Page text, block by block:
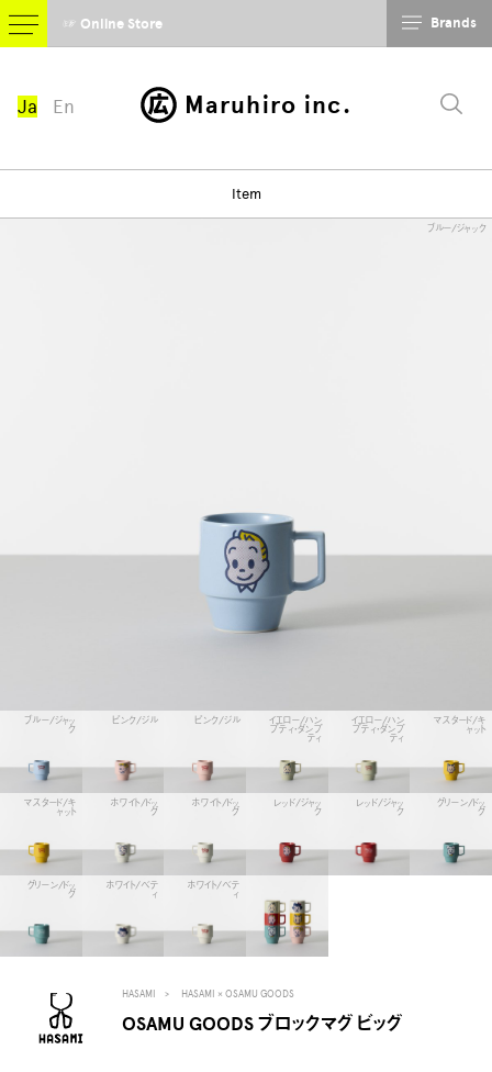
Maruhiro inc.
Ja En
☞ Online Store Brands
Item
ブルー/ジャック
ブルー/ジャッ
ク
ピンク/ジル ピンク/ジル イエロー/ハン
プティ・ダンプ
ティ
イエロー/ハン
プティ・ダンプ
ティ
マスタード/キ
ャット
マスタード/キ
ャット
ホワイト/ドッ
グ
ホワイト/ドッ
グ
レッド/ジャッ
ク
レッド/ジャッ
ク
グリーン/ドッ
グ
グリーン/ドッ
グ
ホワイト/ベテ
ィ
ホワイト/ベテ
ィ
HASAMI HASAMI × OSAMU GOODS
OSAMU GOODS ブロックマグ ビッグ